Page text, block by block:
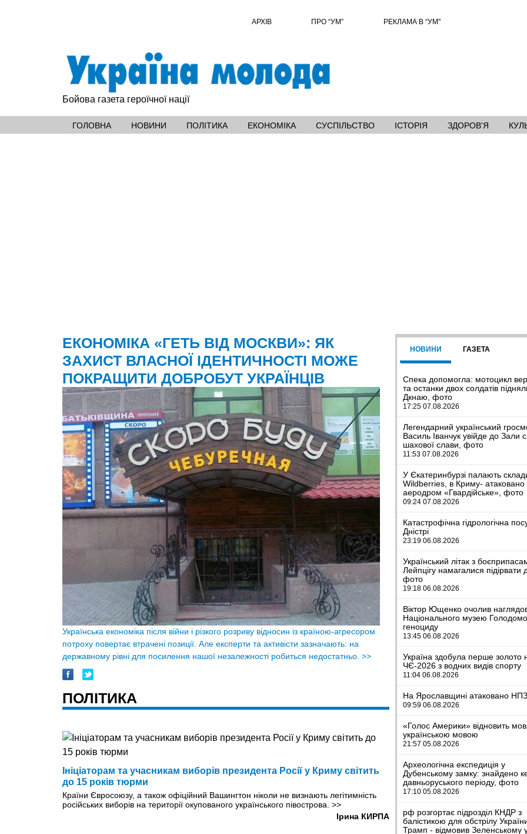
АРХІВ ПРО “УМ” РЕКЛАМА В “УМ"
Бойова газета героїчної нації
ГОЛОВНА НОВИНИ ПОЛІТИКА ЕКОНОМІКА СУСПІЛЬСТВО ІСТОРІЯ ЗДОРОВ'Я
ЕКОНОМІКА «ГЕТЬ ВІД МОСКВИ»: ЯК
ЗАХИСТ ВЛАСНОЇ ІДЕНТИЧНОСТІ МОЖЕ
ПОКРАЩИТИ ДОБРОБУТ УКРАЇНЦІВ
Українська економіка після війни і різкого розриву відносин із країною-агресором
потроху повертає втрачені позиції. Але експерти та активісти зазначають: на
державному рівні для посилення нашої незалежності робиться недостатньо. >>
ПОЛІТИКА
Ініціаторам та учасникам виборів президента Росії у Криму світить
до 15 років тюрми
Країни Євросоюзу, а також офіційний Вашингтон ніколи не визнають легітимність
російських виборів на території окупованого українського півострова. >>
Ірина КИРПА
НОВИНИ ГАЗЕТА
Спека допомогла: мотоцикл
та останки двох солдатів
Дкнаю, фото
17:25 07.08.2026
Легендарний український
Василь Іванчук увійде до Зали
шахової слави, фото
11:53 07.08.2026
У Єкатеринбурзі палають
Wildberries, в Криму- атаковано
аеродром «Гвардійське», фото
09:24 07.08.2026
Катастрофічна гідрологічна
Дністрі
23:19 06.08.2026
Український літак з
Лейпцігу намагалися підірвати
фото
19:18 06.08.2026
Віктор Ющенко очолив
Національного музею
геноциду
13:45 06.08.2026
Україна здобула перше золото
ЧЄ-2026 з водних видів спорту
11:04 06.08.2026
На Ярославщині атаковано НПЗ
09:59 06.08.2026
«Голос Америки» відновить
українською мовою
21:57 05.08.2026
Археологічна експедиція у
Дубенському замку: знайдено
давньоруського періоду, фото
17:10 05.08.2026
рф розгортає підрозділ КНДР з
балістикою для обстрілу
Трамп - відмовив Зеленському